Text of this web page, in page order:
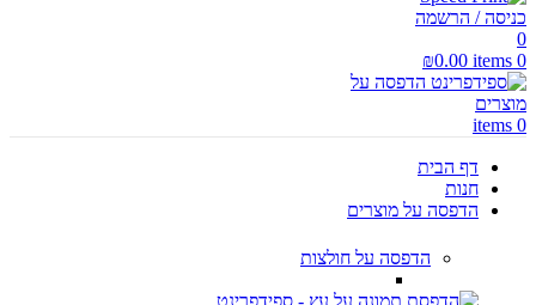
כניסה / הרשמה
0
0
items
₪0.00
0
items
דף הבית
חנות
הדפסה על מוצרים
הדפסה על חולצות